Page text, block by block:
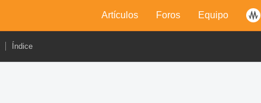
Artículos Foros Equipo
Índice